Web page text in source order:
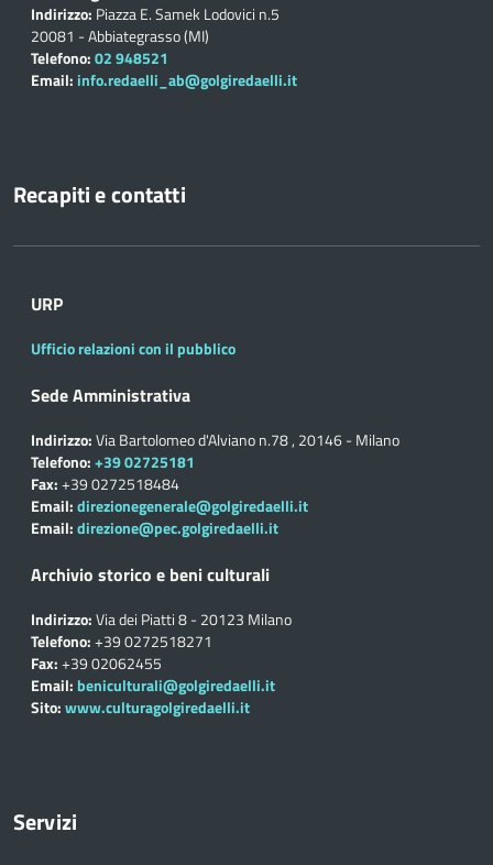
Indirizzo: Piazza E. Samek Lodovici n.5
20081 - Abbiategrasso (MI)
Telefono:02 948521
Email: info.redaelli_ab@golgiredaelli.it
Recapiti e contatti
URP
Ufficio relazioni con il pubblico
Sede Amministrativa
Indirizzo:Via Bartolomeo d'Alviano n.78 , 20146 - Milano
Telefono:+39 02725181
Fax:+39 0272518484
Email:direzionegenerale@golgiredaelli.it
Email:direzione@pec.golgiredaelli.it
Archivio storico e beni culturali
Indirizzo:Via dei Piatti 8 - 20123 Milano
Telefono:+39 0272518271
Fax:+39 02062455
Email: beniculturali@golgiredaelli.it
Sito:www.culturagolgiredaelli.it
Servizi